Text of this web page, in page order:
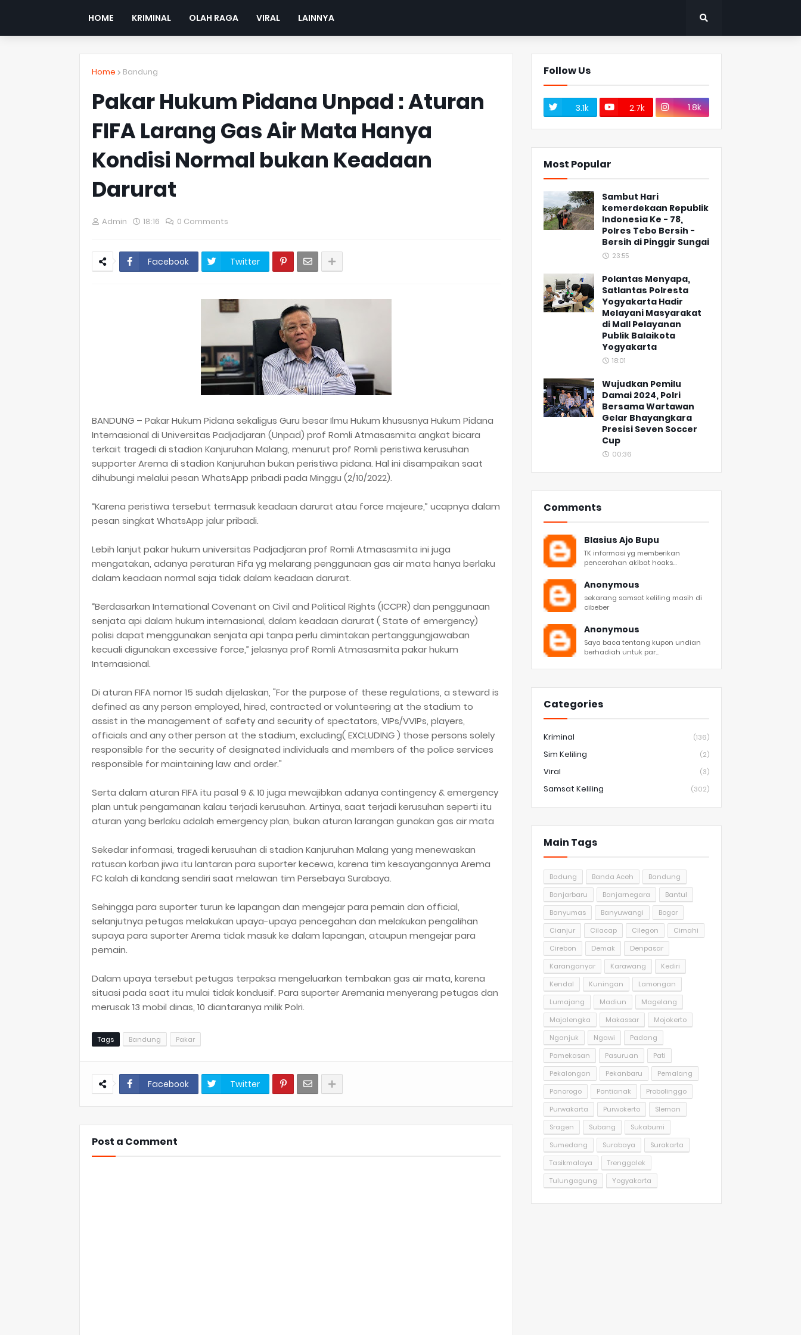
HOME KRIMINAL OLAH RAGA VIRAL LAINNYA
Home Bandung
Pakar Hukum Pidana Unpad : Aturan
FIFA Larang Gas Air Mata Hanya
Kondisi Normal bukan Keadaan
Darurat
Admin 18:16 0 Comments
Facebook Twitter
BANDUNG – Pakar Hukum Pidana sekaligus Guru besar Ilmu Hukum khususnya Hukum Pidana
Internasional di Universitas Padjadjaran (Unpad) prof Romli Atmasasmita angkat bicara
terkait tragedi di stadion Kanjuruhan Malang, menurut prof Romli peristiwa kerusuhan
supporter Arema di stadion Kanjuruhan bukan peristiwa pidana. Hal ini disampaikan saat
dihubungi melalui pesan WhatsApp pribadi pada Minggu (2/10/2022).
“Karena peristiwa tersebut termasuk keadaan darurat atau force majeure,” ucapnya dalam
pesan singkat WhatsApp jalur pribadi.
Lebih lanjut pakar hukum universitas Padjadjaran prof Romli Atmasasmita ini juga
mengatakan, adanya peraturan Fifa yg melarang penggunaan gas air mata hanya berlaku
dalam keadaan normal saja tidak dalam keadaan darurat.
“Berdasarkan International Covenant on Civil and Political Rights (ICCPR) dan penggunaan
senjata api dalam hukum internasional, dalam keadaan darurat ( State of emergency)
polisi dapat menggunakan senjata api tanpa perlu dimintakan pertanggungjawaban
kecuali digunakan excessive force,” jelasnya prof Romli Atmasasmita pakar hukum
Internasional.
Di aturan FIFA nomor 15 sudah dijelaskan, "For the purpose of these regulations, a steward is
defined as any person employed, hired, contracted or volunteering at the stadium to
assist in the management of safety and security of spectators, VIPs/VVIPs, players,
officials and any other person at the stadium, excluding( EXCLUDING ) those persons solely
responsible for the security of designated individuals and members of the police services
responsible for maintaining law and order."
Serta dalam aturan FIFA itu pasal 9 & 10 juga mewajibkan adanya contingency & emergency
plan untuk pengamanan kalau terjadi kerusuhan. Artinya, saat terjadi kerusuhan seperti itu
aturan yang berlaku adalah emergency plan, bukan aturan larangan gunakan gas air mata
Sekedar informasi, tragedi kerusuhan di stadion Kanjuruhan Malang yang menewaskan
ratusan korban jiwa itu lantaran para suporter kecewa, karena tim kesayangannya Arema
FC kalah di kandang sendiri saat melawan tim Persebaya Surabaya.
Sehingga para suporter turun ke lapangan dan mengejar para pemain dan official,
selanjutnya petugas melakukan upaya-upaya pencegahan dan melakukan pengalihan
supaya para suporter Arema tidak masuk ke dalam lapangan, ataupun mengejar para
pemain.
Dalam upaya tersebut petugas terpaksa mengeluarkan tembakan gas air mata, karena
situasi pada saat itu mulai tidak kondusif. Para suporter Aremania menyerang petugas dan
merusak 13 mobil dinas, 10 diantaranya milik Polri.
Tags Bandung Pakar
Facebook Twitter
Post a Comment
Follow Us
3.1k 2.7k 1.8k
Most Popular
Sambut Hari
kemerdekaan Republik
Indonesia Ke - 78,
Polres Tebo Bersih -
Bersih di Pinggir Sungai
23:55
Polantas Menyapa,
Satlantas Polresta
Yogyakarta Hadir
Melayani Masyarakat
di Mall Pelayanan
Publik Balaikota
Yogyakarta
18:01
Wujudkan Pemilu
Damai 2024, Polri
Bersama Wartawan
Gelar Bhayangkara
Presisi Seven Soccer
Cup
00:36
Comments
Blasius Ajo Bupu
TK informasi yg memberikan
pencerahan akibat hoaks...
Anonymous
sekarang samsat keliling masih di
cibeber
Anonymous
Saya baca tentang kupon undian
berhadiah untuk par...
Categories
Kriminal (136)
Sim Keliling (2)
Viral (3)
Samsat Keliling (302)
Main Tags
Badung Banda Aceh
Bandung
Banjarbaru
Banjarnegara
Bantul
Banyumas
Banyuwangi
Bogor
Cianjur
Cilacap Cilegon
Cimahi
Cirebon
Demak
Denpasar
Karanganyar
Karawang
Kediri
Kendal
Kuningan
Lamongan
Lumajang
Madiun
Magelang
Majalengka
Makassar
Mojokerto
Nganjuk
Ngawi
Padang
Pamekasan
Pasuruan
Pati
Pekalongan
Pekanbaru
Pemalang
Ponorogo
Pontianak
Probolinggo
Purwakarta
Purwokerto
Sleman
Sragen
Subang
Sukabumi
Sumedang
Surabaya
Surakarta
Tasikmalaya
Trenggalek
Tulungagung
Yogyakarta